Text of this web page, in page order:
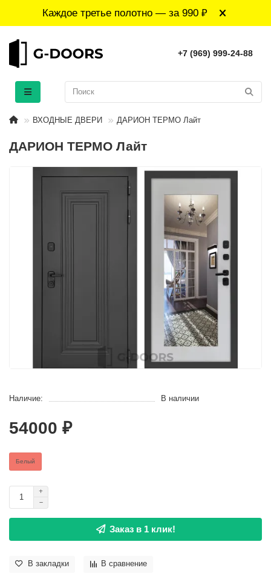
Каждое третье полотно — за 990 ₽
+7 (969) 999-24-88
ВХОДНЫЕ ДВЕРИ ДАРИОН ТЕРМО Лайт
ДАРИОН ТЕРМО Лайт
Наличие: В наличии
54000 ₽
Белый
Заказ в 1 клик!
В закладки В сравнение